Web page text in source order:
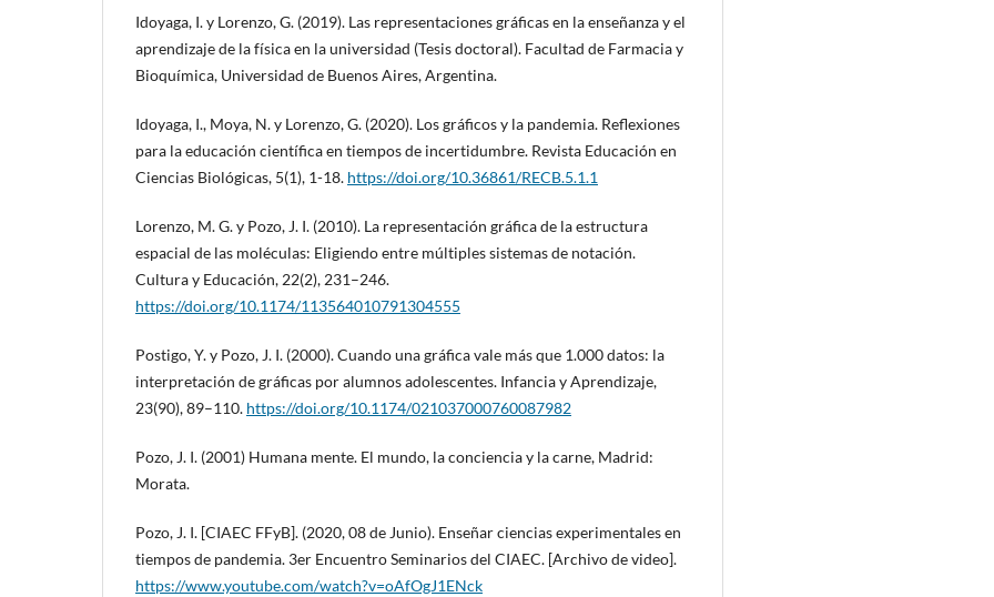
Idoyaga, I. y Lorenzo, G. (2019). Las representaciones gráficas en la enseñanza y el
aprendizaje de la física en la universidad (Tesis doctoral). Facultad de Farmacia y
Bioquímica, Universidad de Buenos Aires, Argentina.
Idoyaga, I., Moya, N. y Lorenzo, G. (2020). Los gráficos y la pandemia. Reflexiones
para la educación científica en tiempos de incertidumbre. Revista Educación en
Ciencias Biológicas, 5(1), 1-18. https://doi.org/10.36861/RECB.5.1.1
Lorenzo, M. G. y Pozo, J. I. (2010). La representación gráfica de la estructura
espacial de las moléculas: Eligiendo entre múltiples sistemas de notación.
Cultura y Educación, 22(2), 231–246.
https://doi.org/10.1174/113564010791304555
Postigo, Y. y Pozo, J. I. (2000). Cuando una gráfica vale más que 1.000 datos: la
interpretación de gráficas por alumnos adolescentes. Infancia y Aprendizaje,
23(90), 89–110. https://doi.org/10.1174/021037000760087982
Pozo, J. I. (2001) Humana mente. El mundo, la conciencia y la carne, Madrid:
Morata.
Pozo, J. I. [CIAEC FFyB]. (2020, 08 de Junio). Enseñar ciencias experimentales en
tiempos de pandemia. 3er Encuentro Seminarios del CIAEC. [Archivo de video].
https://www.youtube.com/watch?v=oAfOgJ1ENck